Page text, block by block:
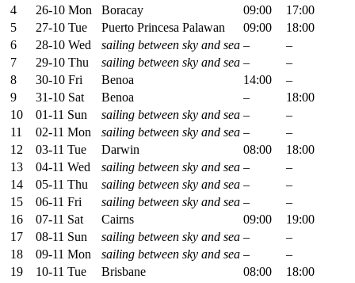
4
26-10 Mon Boracay 09:00
17:00
5
27-10 Tue Puerto Princesa Palawan 09:00
18:00
6
28-10 Wed sailing between sky and sea –
–
7
29-10 Thu sailing between sky and sea –
–
8
30-10 Fri Benoa 14:00
–
9
31-10 Sat Benoa –
18:00
10
01-11 Sun sailing between sky and sea –
–
11
02-11 Mon sailing between sky and sea –
–
12
03-11 Tue Darwin 08:00
18:00
13
04-11 Wed sailing between sky and sea –
–
14
05-11 Thu sailing between sky and sea –
–
15
06-11 Fri sailing between sky and sea –
–
16
07-11 Sat Cairns 09:00
19:00
17
08-11 Sun sailing between sky and sea –
–
18
09-11 Mon sailing between sky and sea –
–
19
10-11 Tue Brisbane 08:00
18:00